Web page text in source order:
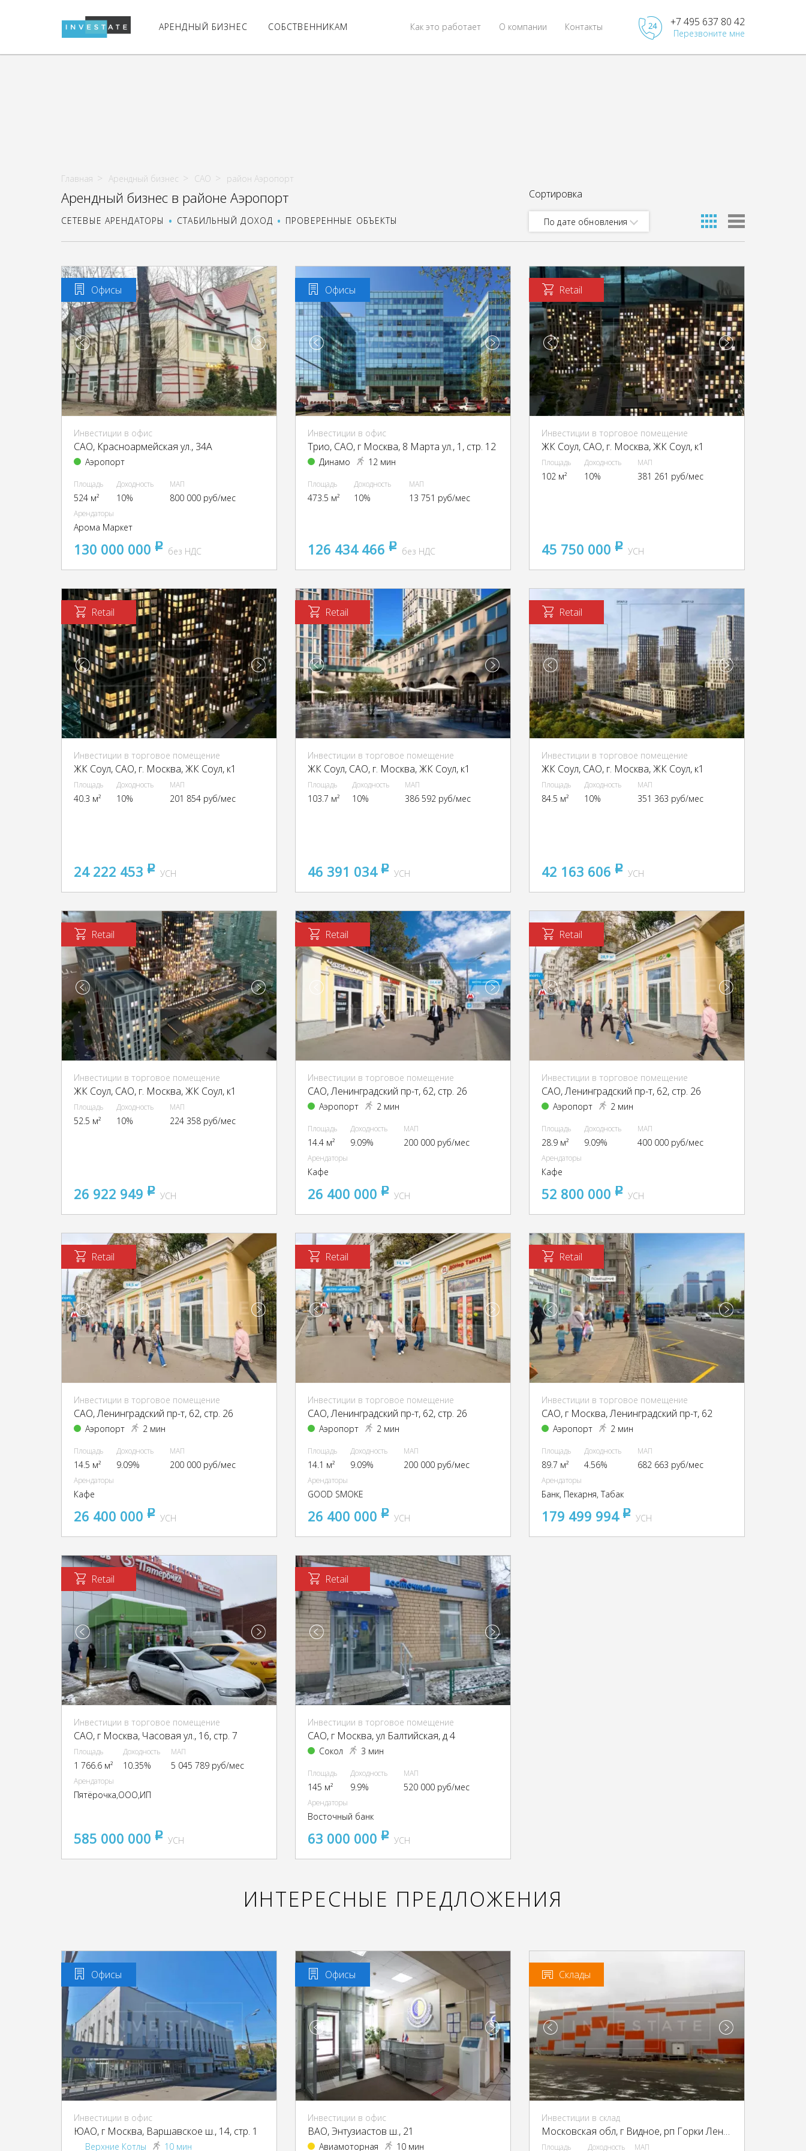
АРЕНДНЫЙ БИЗНЕС СОБСТВЕННИКАМ Контакты
О компании
Как это работает +7 495 637 80 42
Перезвоните мне
Главная Арендный бизнес САО район Аэропорт
Арендный бизнес в районе Аэропорт
СЕТЕВЫЕ АРЕНДАТОРЫ СТАБИЛЬНЫЙ ДОХОД ПРОВЕРЕННЫЕ ОБЪЕКТЫ
Сортировка
По дате обновления
Офисы
Инвестиции в офис
CАО, Красноармейская ул., 34А
Аэропорт
Площадь
524 м²
Доходность
10%
МАП
800 000 руб/мес
Арендаторы
Арома Маркет
130 000 000 pуббез НДС
Офисы
Инвестиции в офис
Трио, CАО, г Москва, 8 Марта ул., 1, стр. 12
Динамо 12 мин
Площадь
473.5 м²
Доходность
10%
МАП
13 751 руб/мес
126 434 466 pуббез НДС
Retail
Инвестиции в торговое помещение
ЖК Соул, CАО, г. Москва, ЖК Соул, к1
Площадь
102 м²
Доходность
10%
МАП
381 261 руб/мес
45 750 000 pуб
УСН
Retail
Инвестиции в торговое помещение
ЖК Соул, CАО, г. Москва, ЖК Соул, к1
Площадь
40.3 м²
Доходность
10%
МАП
201 854 руб/мес
24 222 453 pуб
УСН
Retail
Инвестиции в торговое помещение
ЖК Соул, CАО, г. Москва, ЖК Соул, к1
Площадь
103.7 м²
Доходность
10%
МАП
386 592 руб/мес
46 391 034 pуб
УСН
Retail
Инвестиции в торговое помещение
ЖК Соул, CАО, г. Москва, ЖК Соул, к1
Площадь
84.5 м²
Доходность
10%
МАП
351 363 руб/мес
42 163 606 pуб
УСН
Retail
Инвестиции в торговое помещение
ЖК Соул, CАО, г. Москва, ЖК Соул, к1
Площадь
52.5 м²
Доходность
10%
МАП
224 358 руб/мес
26 922 949 pуб
УСН
Retail
Инвестиции в торговое помещение
CАО, Ленинградский пр-т, 62, стр. 26
Аэропорт 2 мин
Площадь
14.4 м²
Доходность
9.09%
МАП
200 000 руб/мес
Арендаторы
Кафе
26 400 000 pуб
УСН
Retail
Инвестиции в торговое помещение
CАО, Ленинградский пр-т, 62, стр. 26
Аэропорт 2 мин
Площадь
28.9 м²
Доходность
9.09%
МАП
400 000 руб/мес
Арендаторы
Кафе
52 800 000 pуб
УСН
Retail
Инвестиции в торговое помещение
CАО, Ленинградский пр-т, 62, стр. 26
Аэропорт 2 мин
Площадь
14.5 м²
Доходность
9.09%
МАП
200 000 руб/мес
Арендаторы
Кафе
26 400 000 pуб
УСН
Retail
Инвестиции в торговое помещение
CАО, Ленинградский пр-т, 62, стр. 26
Аэропорт 2 мин
Площадь
14.1 м²
Доходность
9.09%
МАП
200 000 руб/мес
Арендаторы
GOOD SMOKE
26 400 000 pуб
УСН
Retail
Инвестиции в торговое помещение
CАО, г Москва, Ленинградский пр-т, 62
Аэропорт 2 мин
Площадь
89.7 м²
Доходность
4.56%
МАП
682 663 руб/мес
Арендаторы
Банк, Пекарня, Табак
179 499 994 pуб
УСН
Retail
Инвестиции в торговое помещение
CАО, г Москва, Часовая ул., 16, стр. 7
Площадь
1 766.6 м²
Доходность
10.35%
МАП
5 045 789 руб/мес
Арендаторы
Пятёрочка,ООО,ИП
585 000 000 pуб
УСН
Retail
Инвестиции в торговое помещение
CАО, г Москва, ул Балтийская, д 4
Сокол 3 мин
Площадь
145 м²
Доходность
9.9%
МАП
520 000 руб/мес
Арендаторы
Восточный банк
63 000 000 pуб
УСН
ИНТЕРЕСНЫЕ ПРЕДЛОЖЕНИЯ
Офисы
Инвестиции в офис
ЮАО, г Москва, Варшавское ш., 14, стр. 1
Верхние Котлы 10 мин
Офисы
Инвестиции в офис
ВАО, Энтузиастов ш., 21
Авиамоторная 10 мин
Склады
Инвестиции в склад
Московская обл, г Видное, рп Горки Ленинские, Промзона Технопарк улица Восточная, Московская обл., промзона Технопарк, Восточная ул.
Площадь Доходность МАП